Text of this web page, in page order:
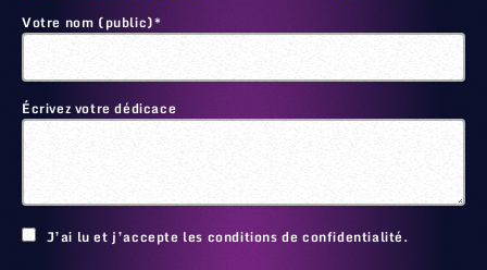
Votre nom (public)*
Écrivez votre dédicace
J’ai lu et j’accepte les conditions de confidentialité.